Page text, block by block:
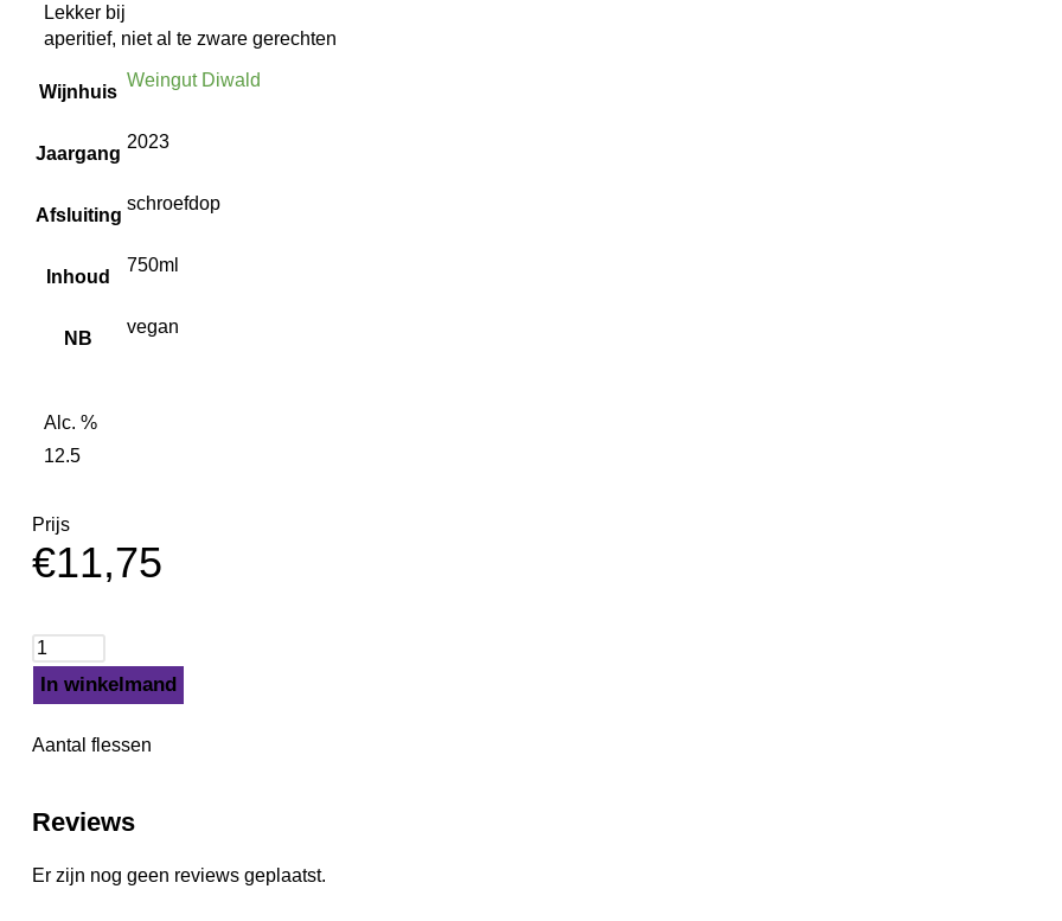
Lekker bij
aperitief, niet al te zware gerechten
Wijnhuis
Weingut Diwald
Jaargang
2023
Afsluiting
schroefdop
Inhoud
750ml
NB
vegan
Alc. %
12.5
Prijs
€11,75
In winkelmand
Aantal flessen
Reviews
Er zijn nog geen reviews geplaatst.